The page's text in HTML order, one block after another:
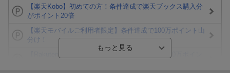
【楽天Kobo】初めての方！条件達成で楽天ブックス購入分
がポイント20倍
【楽天モバイルご利用者限定】条件達成で100万ポイント山
分け！